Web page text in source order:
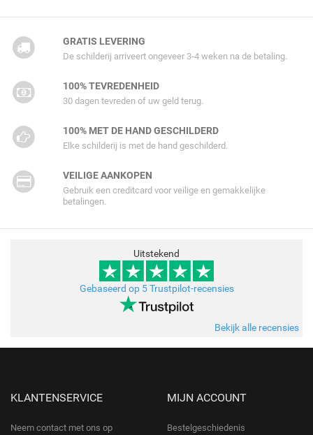
GRATIS LEVERING
De schilderij arriveert ongeveer 3-4 weken na de betaling.
100% TEVREDENHEID
30 dagen tevreden of uw geld terug.
100% MET DE HAND GESCHILDERD
Elke schilderij is met de hand geschilderd.
VEILIGE AANKOPEN
Gebruik een creditcard voor veilige en gemakkelijke
betalingen.
Uitstekend
Gebaseerd op 5 Trustpilot-recensies
Bekijk alle recensies
KLANTENSERVICE
Neem contact met ons op
MIJN ACCOUNT
Bestelgeschiedenis